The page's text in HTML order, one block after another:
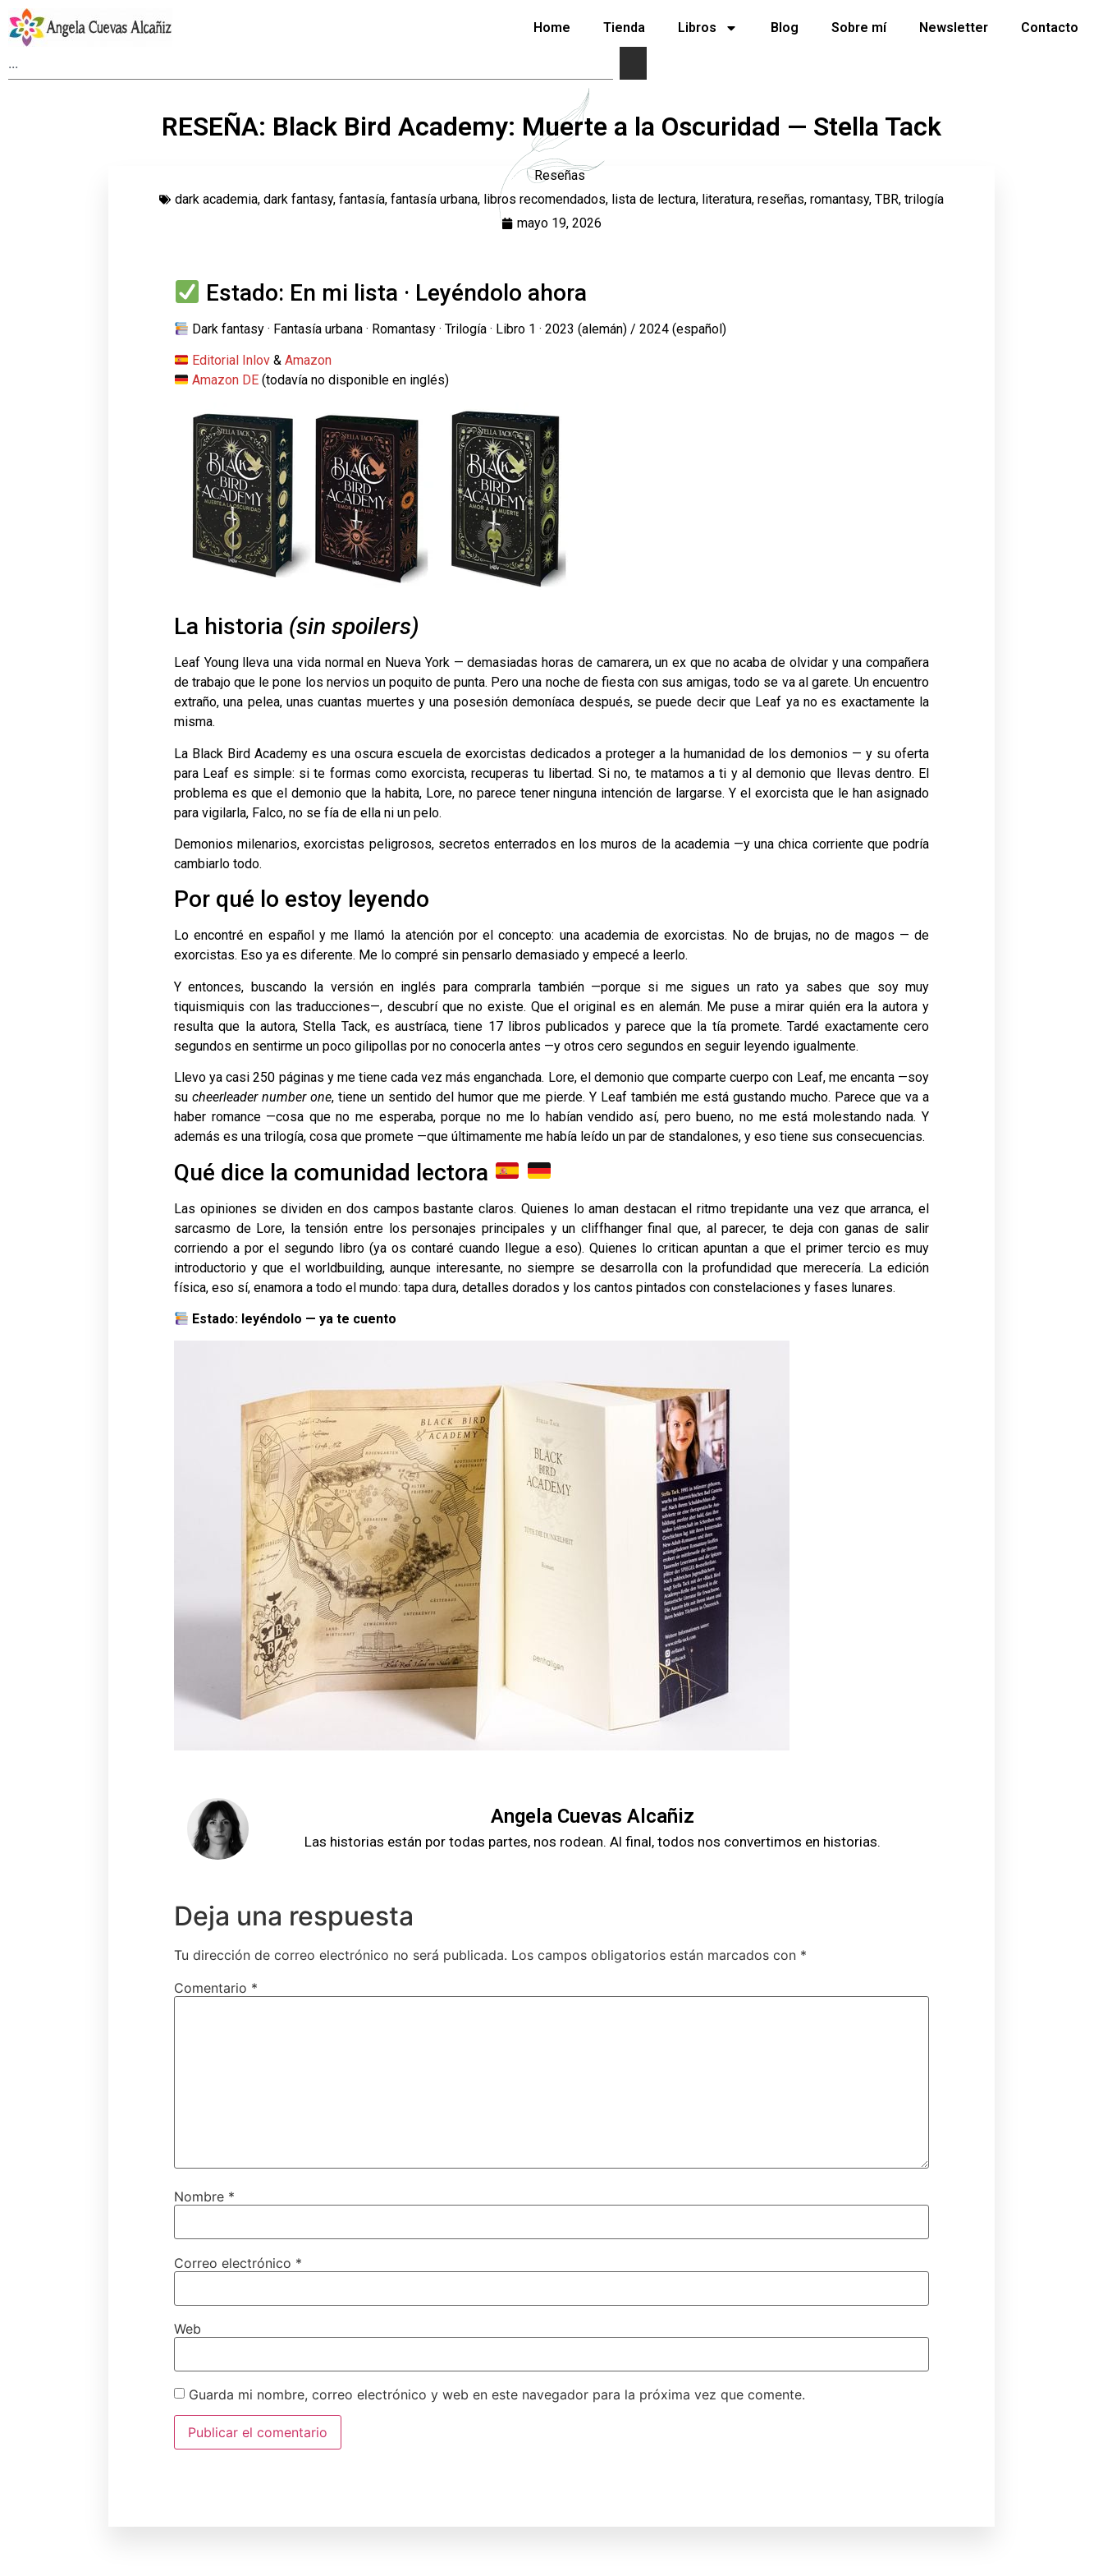
Home Tienda Libros Blog Sobre mí Newsletter Contacto
RESEÑA: Black Bird Academy: Muerte a la Oscuridad — Stella Tack
Reseñas
dark academia, dark fantasy, fantasía, fantasía urbana, libros recomendados, lista de lectura, literatura, reseñas, romantasy, TBR, trilogía
mayo 19, 2026
Estado: En mi lista · Leyéndolo ahora
Dark fantasy · Fantasía urbana · Romantasy · Trilogía · Libro 1 · 2023 (alemán) / 2024 (español)
Editorial Inlov &Amazon
Amazon DE (todavía no disponible en inglés)
La historia (sin spoilers)
Leaf Young lleva una vida normal en Nueva York — demasiadas horas de camarera, un ex que no acaba de olvidar y una compañera
de trabajo que le pone los nervios un poquito de punta. Pero una noche de fiesta con sus amigas, todo se va al garete. Un encuentro
extraño, una pelea, unas cuantas muertes y una posesión demoníaca después, se puede decir que Leaf ya no es exactamente la
misma.
La Black Bird Academy es una oscura escuela de exorcistas dedicados a proteger a la humanidad de los demonios — y su oferta
para Leaf es simple: si te formas como exorcista, recuperas tu libertad. Si no, te matamos a ti y al demonio que llevas dentro. El
problema es que el demonio que la habita, Lore, no parece tener ninguna intención de largarse. Y el exorcista que le han asignado
para vigilarla, Falco, no se fía de ella ni un pelo.
Demonios milenarios, exorcistas peligrosos, secretos enterrados en los muros de la academia —y una chica corriente que podría
cambiarlo todo.
Por qué lo estoy leyendo
Lo encontré en español y me llamó la atención por el concepto: una academia de exorcistas. No de brujas, no de magos — de
exorcistas. Eso ya es diferente. Me lo compré sin pensarlo demasiado y empecé a leerlo.
Y entonces, buscando la versión en inglés para comprarla también —porque si me sigues un rato ya sabes que soy muy
tiquismiquis con las traducciones—, descubrí que no existe. Que el original es en alemán. Me puse a mirar quién era la autora y
resulta que la autora, Stella Tack, es austríaca, tiene 17 libros publicados y parece que la tía promete. Tardé exactamente cero
segundos en sentirme un poco gilipollas por no conocerla antes —y otros cero segundos en seguir leyendo igualmente.
Llevo ya casi 250 páginas y me tiene cada vez más enganchada. Lore, el demonio que comparte cuerpo con Leaf, me encanta —soy
sucheerleader number one, tiene un sentido del humor que me pierde. Y Leaf también me está gustando mucho. Parece que va a
haber romance —cosa que no me esperaba, porque no me lo habían vendido así, pero bueno, no me está molestando nada. Y
además es una trilogía, cosa que promete —que últimamente me había leído un par de standalones, y eso tiene sus consecuencias.
Qué dice la comunidad lectora
Las opiniones se dividen en dos campos bastante claros. Quienes lo aman destacan el ritmo trepidante una vez que arranca, el
sarcasmo de Lore, la tensión entre los personajes principales y un cliffhanger final que, al parecer, te deja con ganas de salir
corriendo a por el segundo libro (ya os contaré cuando llegue a eso). Quienes lo critican apuntan a que el primer tercio es muy
introductorio y que el worldbuilding, aunque interesante, no siempre se desarrolla con la profundidad que merecería. La edición
física, eso sí, enamora a todo el mundo: tapa dura, detalles dorados y los cantos pintados con constelaciones y fases lunares.
Estado: leyéndolo — ya te cuento
Angela Cuevas Alcañiz
Las historias están por todas partes, nos rodean. Al final, todos nos convertimos en historias.
Deja una respuesta
Tu dirección de correo electrónico no será publicada. Los campos obligatorios están marcados con *
Comentario *
Nombre *
Correo electrónico *
Web
Guarda mi nombre, correo electrónico y web en este navegador para la próxima vez que comente.